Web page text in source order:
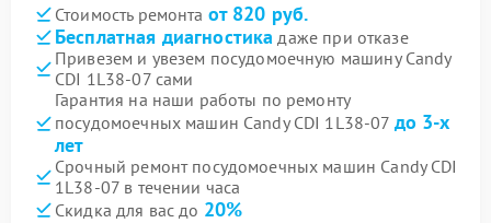
Стоимость ремонта от 820 руб.
Бесплатная диагностика даже при отказе
Привезем и увезем посудомоечную машину Candy
CDI 1L38-07 сами
Гарантия на наши работы по ремонту
посудомоечных машин Candy CDI 1L38-07 до 3-х
лет
Срочный ремонт посудомоечных машин Candy CDI
1L38-07 в течении часа
Скидка для вас до 20%